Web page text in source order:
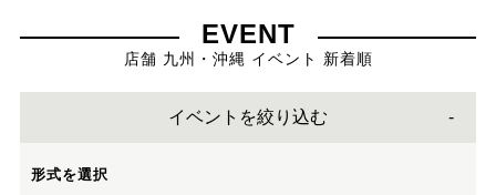
EVENT
店舗 九州・沖縄 イベント 新着順
イベントを絞り込む
形式を選択